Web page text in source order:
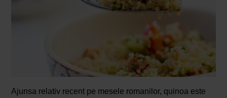
Ajunsa relativ recent pe mesele romanilor, quinoa este